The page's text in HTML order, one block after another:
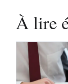
À lire